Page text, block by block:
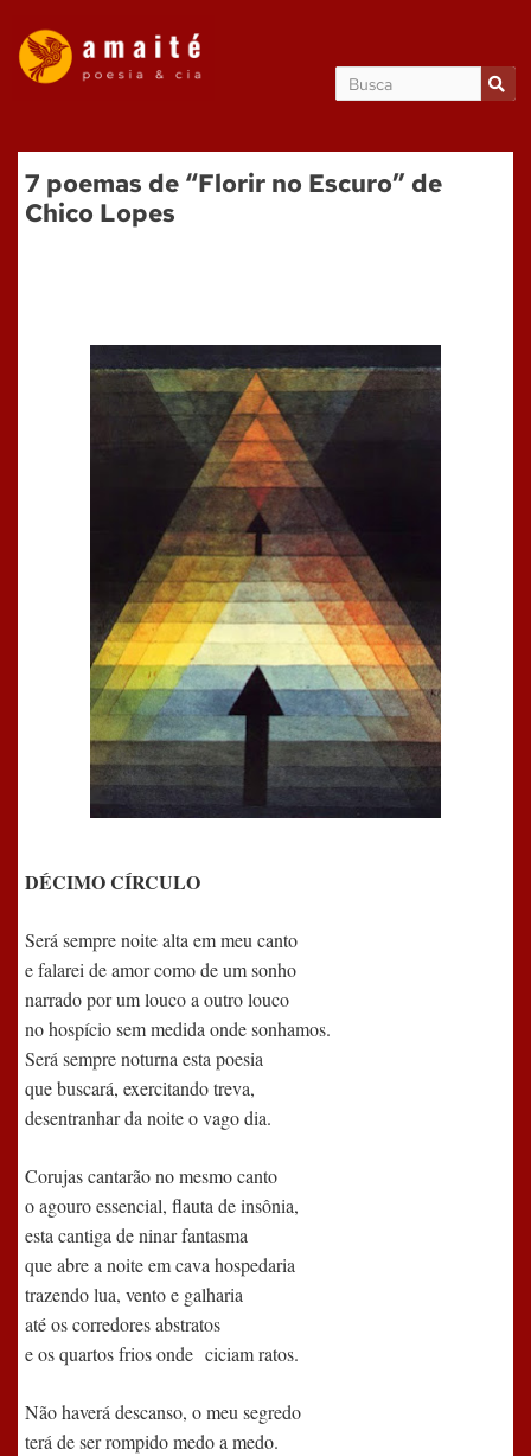
7 poemas de “Florir no Escuro” de
Chico Lopes
DÉCIMO CÍRCULO
Será sempre noite alta em meu canto
e falarei de amor como de um sonho
narrado por um louco a outro louco
no hospício sem medida onde sonhamos.
Será sempre noturna esta poesia
que buscará, exercitando treva,
desentranhar da noite o vago dia.
Corujas cantarão no mesmo canto
o agouro essencial, flauta de insônia,
esta cantiga de ninar fantasma
que abre a noite em cava hospedaria
trazendo lua, vento e galharia
até os corredores abstratos
e os quartos frios onde ciciam ratos.
Não haverá descanso, o meu segredo
terá de ser rompido medo a medo.